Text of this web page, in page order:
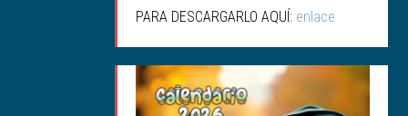
PARA DESCARGARLO AQUÍ: enlace
CALENDARIO SALUDABLE